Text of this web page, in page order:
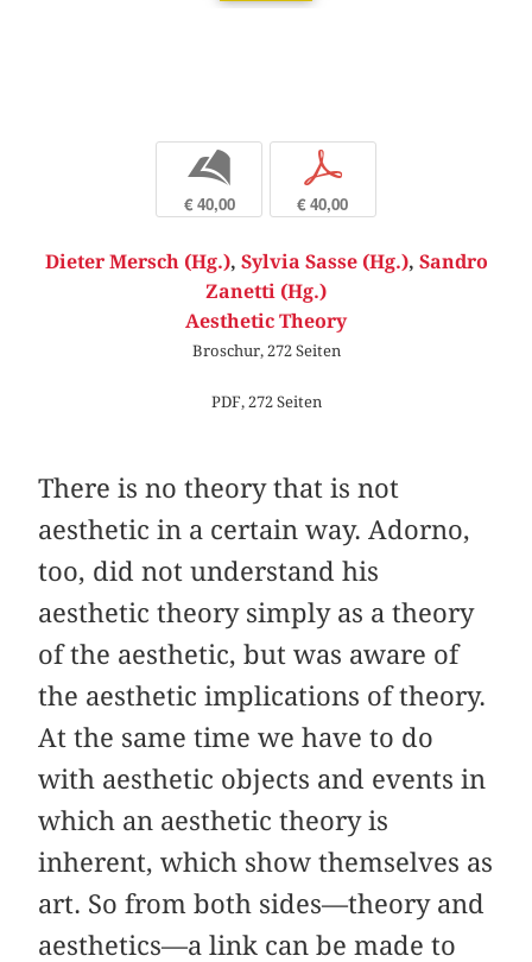
b
€ 40,00
p
€ 40,00
Dieter Mersch (Hg.), Sylvia Sasse (Hg.), Sandro
Zanetti (Hg.)
Aesthetic Theory
Broschur, 272 Seiten
PDF, 272 Seiten
There is no theory that is not
aesthetic in a certain way. Adorno,
too, did not understand his
aesthetic theory simply as a theory
of the aesthetic, but was aware of
the aesthetic implications of theory.
At the same time we have to do
with aesthetic objects and events in
which an aesthetic theory is
inherent, which show themselves as
art. So from both sides—theory and
aesthetics—a link can be made to